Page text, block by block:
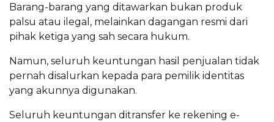
Barang-barang yang ditawarkan bukan produk
palsu atau ilegal, melainkan dagangan resmi dari
pihak ketiga yang sah secara hukum.
Namun, seluruh keuntungan hasil penjualan tidak
pernah disalurkan kepada para pemilik identitas
yang akunnya digunakan.
Seluruh keuntungan ditransfer ke rekening e-